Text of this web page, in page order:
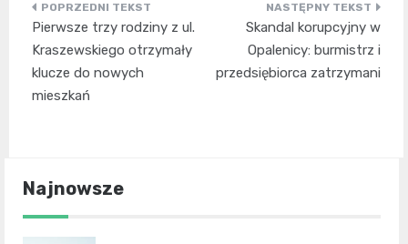
Nawigacja
wpisu
Pierwsze trzy rodziny z ul.
Kraszewskiego otrzymały
klucze do nowych
mieszkań
Skandal korupcyjny w
Opalenicy: burmistrz i
przedsiębiorca zatrzymani
Najnowsze